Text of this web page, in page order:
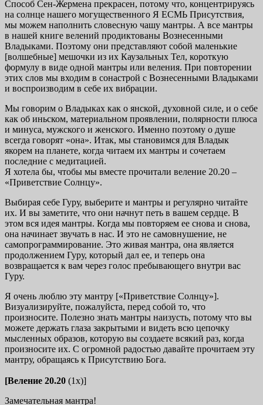
Способ Сен-Жермена прекрасен, потому что, концентрируясь
на солнце нашего могущественного Я ЕСМЬ Присутствия,
мы можем наполнить словесную чашу мантры. А все мантры
в нашей книге велений продиктованы Вознесенными
Владыками. Поэтому они представляют собой маленькие
[волшебные] мешочки из их Каузальных Тел, короткую
формулу в виде одной мантры или веления. При повторении
этих слов мы входим в сонастрой с Вознесенными Владыками
и воспроизводим в себе их вибрации.
Мы говорим о Владыках как о янской, духовной силе, и о себе
как об иньском, материальном проявлении, полярности плюса
и минуса, мужского и женского. Именно поэтому о душе
всегда говорят «она». Итак, мы становимся для Владык
якорем на планете, когда читаем их мантры и сочетаем
последние с медитацией.
Я хотела бы, чтобы мы вместе прочитали веление 20.20 –
«Приветствие Солнцу».
Выбирая себе Гуру, выберите и мантры и регулярно читайте
их. И вы заметите, что они начнут петь в вашем сердце. В
этом вся идея мантры. Когда мы повторяем ее снова и снова,
она начинает звучать в нас. И это не самовнушение, не
самопрограммирование. Это живая мантра, она является
продолжением Гуру, который дал ее, и теперь она
возвращается к вам через голос пребывающего внутри вас
Гуру.
Я очень люблю эту мантру [«Приветствие Солнцу»].
Визуализируйте, пожалуйста, перед собой то, что
произносите. Полезно знать мантры наизусть, потому что вы
можете держать глаза закрытыми и видеть всю цепочку
мысленных образов, которую вы создаете всякий раз, когда
произносите их. С огромной радостью давайте прочитаем эту
мантру, обращаясь к Присутствию Бога.
[Веление 20.20 (1х)]
Замечательная мантра!